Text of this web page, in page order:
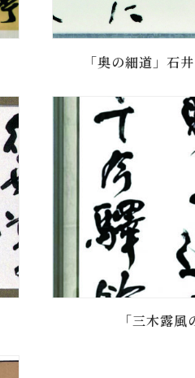
「奥の細道」石
「三木露